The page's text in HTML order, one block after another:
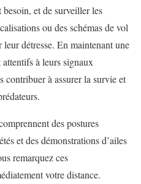
et de surveiller les
ou des schémas de vol
détresse. En maintenant une
attentifs à leurs signaux
contribuer à assurer la survie et
des postures
et des démonstrations d’ailes
remarquez ces
votre distance.